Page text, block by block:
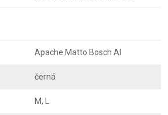
Apache Matto Bosch Al
černá
M, L